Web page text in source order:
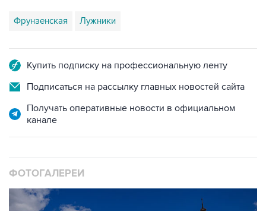
Фрунзенская Лужники
Купить подписку на профессиональную ленту
Подписаться на рассылку главных новостей сайта
Получать оперативные новости в официальном
канале
ФОТОГАЛЕРЕИ